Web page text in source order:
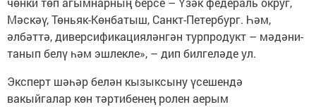
Мәскәү, Төньяк-Көнбатыш, Санкт-Петербург. Һәм,
әлбәттә, диверсификацияләнгән турпродукт – мәдәни-
танып белү һәм эшлекле», – дип билгеләде ул.
Эксперт шәһәр белән кызыксыну үсешендә
вакыйгалар көн тәртибенең ролен аерым